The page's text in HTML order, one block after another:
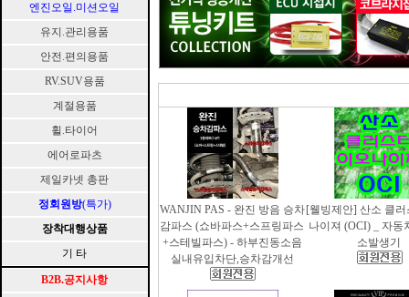
엔진오일.미션오일
유지.관리용품
안전.편의용품
RV.SUV용품
계절용품
휠.타이어
에어로파츠
제일카넷 총판
정회원방(특가)
장착대행상품
기 타
B2B.공지사항
WANJIN PAS - 완진 방음 승차
감파스 (쇼바파스+스프링파스
+스테빌파스) - 하부진동소음
실내유입차단,승차감개선
[웰빙제안] 산소 클
나이져 (OCI) _ 자동
소발생기